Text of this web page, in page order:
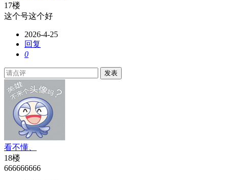
17楼
这个号这个好
2026-4-25
回复
0
发表
看不懂、
18楼
666666666